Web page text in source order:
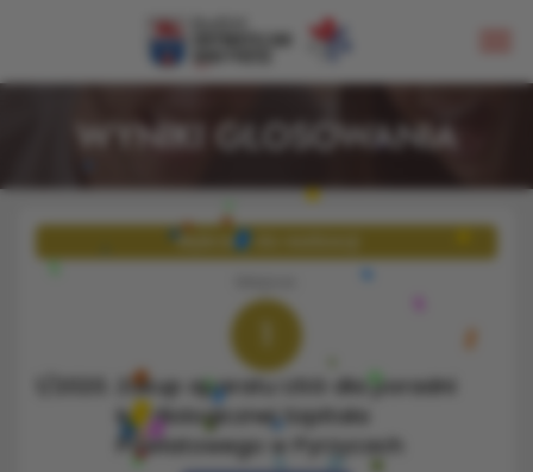
WYNIKI GŁOSOWANIA
Zakup aparatu USG dla poradni
kardiologicznej Szpitala
Powiatowego w Pyrzycach